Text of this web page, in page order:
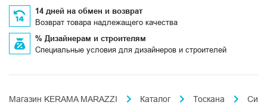
14 дней на обмен и возврат
Возврат товара надлежащего качества
% Дизайнерам и строителям
Специальные условия для дизайнеров и строителей
Магазин KERAMA MARAZZI Каталог Тоскана Сити